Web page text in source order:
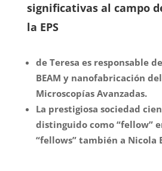
significativas al campo
la EPS
de Teresa es responsable
BEAM y nanofabricación
Microscopías Avanzadas.
La prestigiosa sociedad
distinguido como “fellow”
“fellows” también a Nicola